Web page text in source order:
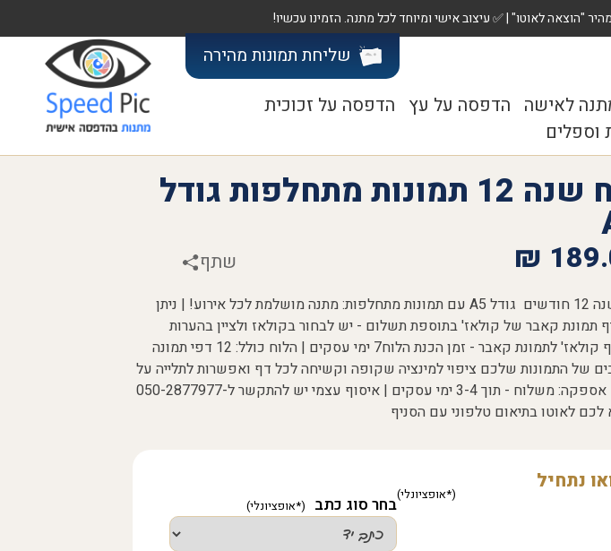
שליחת תמונות מהירה
לאישה הדפסה על עץ הדפסה על זכוכית
וספלים
לוח שנה 12 תמונות מתחלפות גודל
₪ שתף
לוח שנה 12 חודשים גודל A5 עם תמונות מתחלפות: מתנה מושלמת לכל אירוע! | ניתן
תמונת קאבר של קולאז' בתוספת תשלום - יש לבחור בקולאז ולציין בהערות
שצורף קולאז' לתמונת קאבר - זמן הכנת הלוח7 ימי עסקים | הלוח כולל: 12 דפי תמונה
של התמונות שלכם ציפוי למינציה שקופה וקשיחה לכל דף ואפשרות לתלייה על
הקיר| אספקה: משלוח - תוך 3-4 ימי עסקים | איסוף עצמי יש להתקשר ל-050-2877977
לכם לאוטו בתיאום טלפוני עם הסניף
נתחיל
בחר סוג כתב